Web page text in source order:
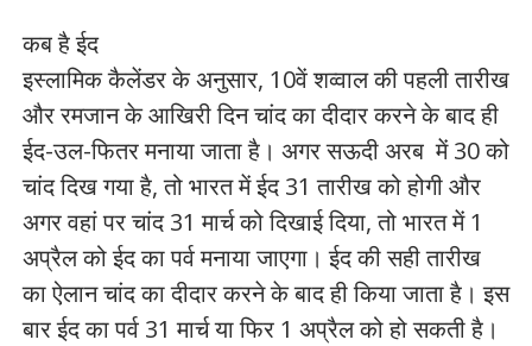
कब है ईद
इस्लामिक कैलेंडर के अनुसार, 10वें शव्वाल की पहली तारीख
और रमजान के आखिरी दिन चांद का दीदार करने के बाद ही
ईद-उल-फितर मनाया जाता है। अगर सऊदी अरब में 30 को
चांद दिख गया है, तो भारत में ईद 31 तारीख को होगी और
अगर वहां पर चांद 31 मार्च को दिखाई दिया, तो भारत में 1
अप्रैल को ईद का पर्व मनाया जाएगा। ईद की सही तारीख
का ऐलान चांद का दीदार करने के बाद ही किया जाता है। इस
बार ईद का पर्व 31 मार्च या फिर 1 अप्रैल को हो सकती है।